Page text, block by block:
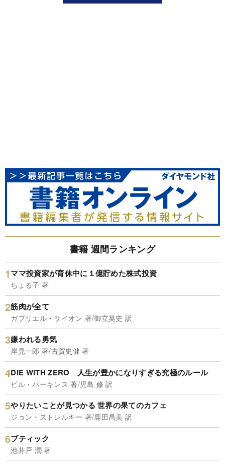
書籍 週間ランキング
ママ投資家が育休中に１億貯めた株式投資
ちょる子 著
筋肉が全て
ガブリエル・ライオン 著/御立英史 訳
嫌われる勇気
岸見一郎 著/古賀史健 著
DIE WITH ZERO 人生が豊かになりすぎる究極のルール
ビル・パーキンス 著/児島 修 訳
やりたいことが見つかる 世界の果てのカフェ
ジョン・ストレルキー 著/鹿田昌美 訳
ブティック
池井戸 潤 著